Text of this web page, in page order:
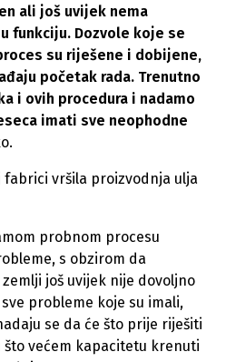
ali još uvijek nema
funkciju. Dozvole koje se
su riješene i dobijene,
početak rada. Trenutno
i ovih procedura i nadamo
imati sve neophodne
fabrici vršila proizvodnja ulja
probnom procesu
s obzirom da
još uvijek nije dovoljno
probleme koje su imali,
se da će što prije riješiti
većem kapacitetu krenuti